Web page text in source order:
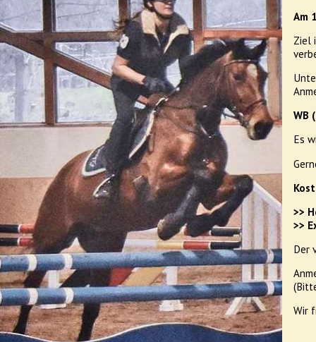
Am
Ziel
WB
Es
>>
>>
Der
Wir